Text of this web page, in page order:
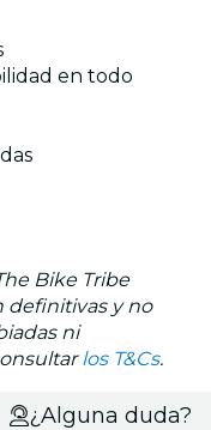
en todo
Bike Tribe
definitivas y no
ni
los T&Cs.
¿Alguna duda?